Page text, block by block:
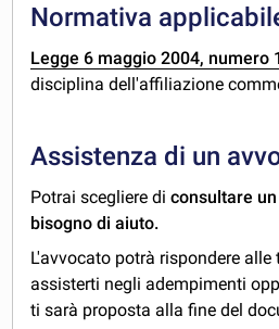
Normativa
Legge 6 maggio 2004, numero
disciplina dell'affiliazione
Assistenza di un
Potrai scegliere diconsultare
bisogno di aiuto.
L'avvocato potrà rispondere alle
assisterti negli adempimenti
ti sarà proposta alla fine del